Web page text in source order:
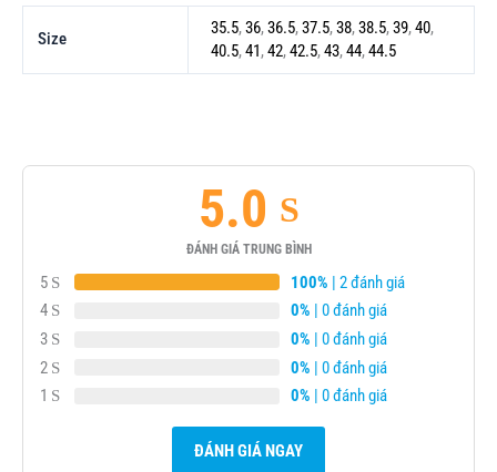
Size
35.5,36,36.5,37.5,38,38.5,39,40,
40.5,41,42,42.5,43,44,44.5
5.0
ĐÁNH GIÁ TRUNG BÌNH
5 100% | 2 đánh giá
4
0% | 0 đánh giá
3
0% | 0 đánh giá
2
0% | 0 đánh giá
1
0% | 0 đánh giá
ĐÁNH GIÁ NGAY